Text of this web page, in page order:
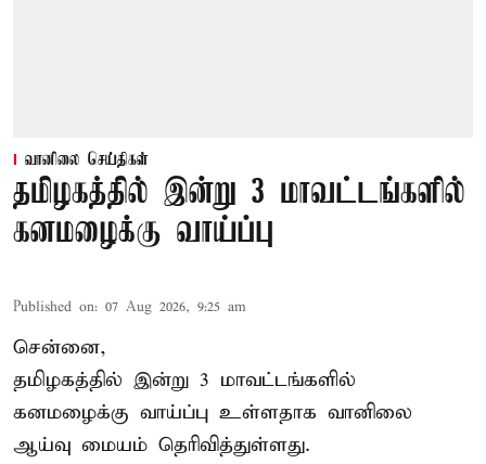
வானிலை செய்திகள்
தமிழகத்தில் இன்று 3 மாவட்டங்களில்
கனமழைக்கு வாய்ப்பு
Published on: 07 Aug 2026, 9:25 am
சென்னை,
தமிழகத்தில் இன்று 3 மாவட்டங்களில்
கனமழைக்கு வாய்ப்பு உள்ளதாக வானிலை
ஆய்வு மையம் தெரிவித்துள்ளது.